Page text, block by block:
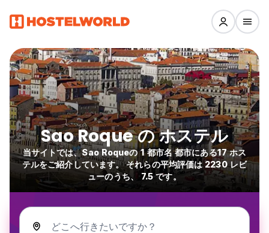
Sao Roque の ホステル
当サイトでは、Sao Roqueの 1 都市名 都市にある17 ホス
テルをご紹介しています。 それらの平均評価は 2230 レビ
ューのうち、 7.5 です。
どこへ行きたいですか？